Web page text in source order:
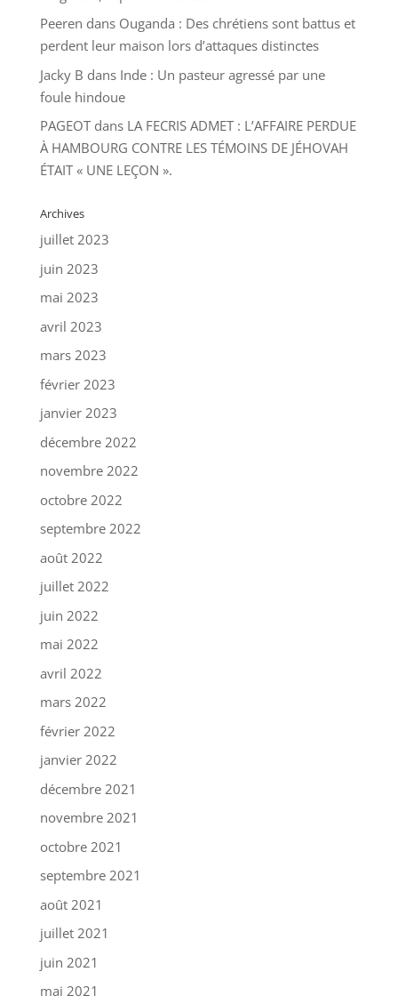
Peeren dans Ouganda : Des chrétiens sont battus et
perdent leur maison lors d’attaques distinctes
Jacky B dans Inde : Un pasteur agressé par une
foule hindoue
PAGEOTdans LA FECRIS ADMET : L’AFFAIRE PERDUE
À HAMBOURG CONTRE LES TÉMOINS DE JÉHOVAH
ÉTAIT « UNE LEÇON ».
Archives
juillet 2023
juin 2023
mai 2023
avril 2023
mars 2023
février 2023
janvier 2023
décembre 2022
novembre 2022
octobre 2022
septembre 2022
août 2022
juillet 2022
juin 2022
mai 2022
avril 2022
mars 2022
février 2022
janvier 2022
décembre 2021
novembre 2021
octobre 2021
septembre 2021
août 2021
juillet 2021
juin 2021
mai 2021